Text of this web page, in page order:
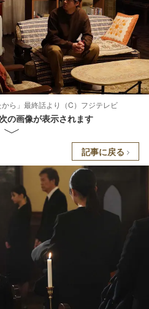
ら」最終話より（C）フジテレビ
の画像が表示されます
記事に戻る